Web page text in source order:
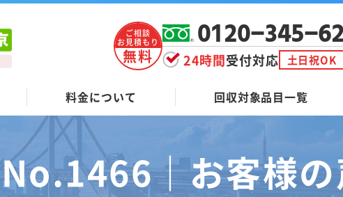
ご相談
お見積もり
無料
0120-345-
24時間受付対応 土日祝OK
料金について 回収対象品目一覧
No.1466｜お客様